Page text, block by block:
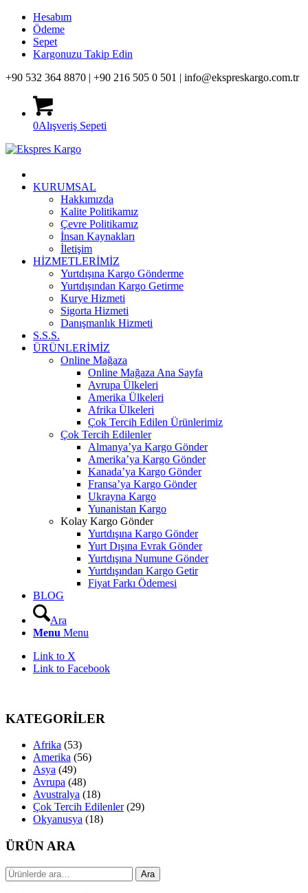
Hesabım
Ödeme
Sepet
Kargonuzu Takip Edin
+90 532 364 8870 | +90 216 505 0 501 | info@ekspreskargo.com.tr
0Alışveriş Sepeti
KURUMSAL
Hakkımızda
Kalite Politikamız
Çevre Politikamız
İnsan Kaynakları
İletişim
HİZMETLERİMİZ
Yurtdışına Kargo Gönderme
Yurtdışından Kargo Getirme
Kurye Hizmeti
Sigorta Hizmeti
Danışmanlık Hizmeti
S.S.S.
ÜRÜNLERİMİZ
Online Mağaza
Online Mağaza Ana Sayfa
Avrupa Ülkeleri
Amerika Ülkeleri
Afrika Ülkeleri
Çok Tercih Edilen Ürünlerimiz
Çok Tercih Edilenler
Almanya’ya Kargo Gönder
Amerika’ya Kargo Gönder
Kanada’ya Kargo Gönder
Fransa’ya Kargo Gönder
Ukrayna Kargo
Yunanistan Kargo
Kolay Kargo Gönder
Yurtdışına Kargo Gönder
Yurt Dışına Evrak Gönder
Yurtdışına Numune Gönder
Yurtdışından Kargo Getir
Fiyat Farkı Ödemesi
BLOG
Ara
Menu Menu
Link to X
Link to Facebook
KATEGORİLER
Afrika (53)
Amerika (56)
Asya (49)
Avrupa (48)
Avustralya (18)
Çok Tercih Edilenler (29)
Okyanusya (18)
ÜRÜN ARA
Ara: Ara